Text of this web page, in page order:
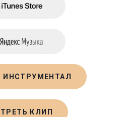
ИНСТРУМЕНТАЛ
КЛИП